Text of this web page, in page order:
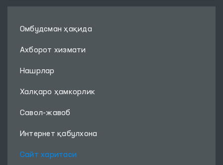
Омбудсман ҳақида
Ахборот хизмати
Нашрлар
Халқаро ҳамкорлик
Савол-жавоб
Интернет қабулхона
Сайт харитаси